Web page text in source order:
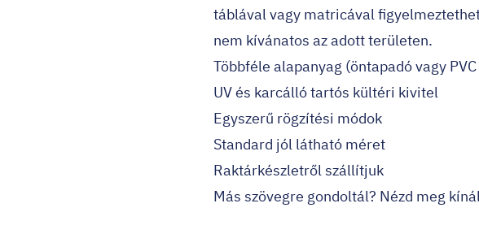
táblával vagy matricával
nem kívánatos az adott területen.
Többféle alapanyag (öntapadó vagy
UV és karcálló tartós kültéri kivitel
Egyszerű rögzítési módok
Standard jól látható méret
Raktárkészletről szállítjuk
Más szövegre gondoltál? Nézd meg